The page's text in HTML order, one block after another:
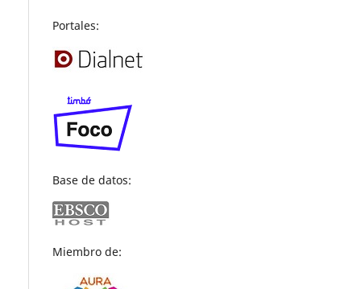
Portales:
Base de datos:
Miembro de: